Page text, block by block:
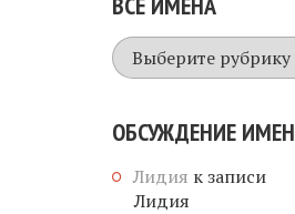
Все
имена
ОБСУЖДЕНИЕ ИМЕН
Лидия к записи
Лидия